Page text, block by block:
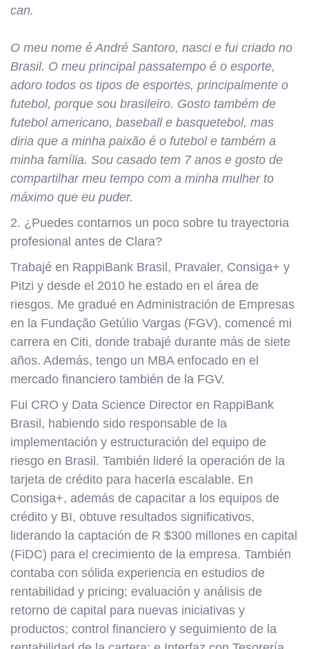
can.
O meu nome é André Santoro, nasci e fui criado no
Brasil. O meu principal passatempo é o esporte,
adoro todos os tipos de esportes, principalmente o
futebol, porque sou brasileiro. Gosto também de
futebol americano, baseball e basquetebol, mas
diria que a minha paixão é o futebol e também a
minha família. Sou casado tem 7 anos e gosto de
compartilhar meu tempo com a minha mulher to
máximo que eu puder.
2. ¿Puedes contarnos un poco sobre tu trayectoria
profesional antes de Clara?
Trabajé en RappiBank Brasil, Pravaler, Consiga+ y
Pitzi y desde el 2010 he estado en el área de
riesgos. Me gradué en Administración de Empresas
en la Fundação Getúlio Vargas (FGV), comencé mi
carrera en Citi, donde trabajé durante más de siete
años. Además, tengo un MBA enfocado en el
mercado financiero también de la FGV.
Fui CRO y Data Science Director en RappiBank
Brasil, habiendo sido responsable de la
implementación y estructuración del equipo de
riesgo en Brasil. También lideré la operación de la
tarjeta de crédito para hacerla escalable. En
Consiga+, además de capacitar a los equipos de
crédito y BI, obtuve resultados significativos,
liderando la captación de R $300 millones en capital
(FiDC) para el crecimiento de la empresa. También
contaba con sólida experiencia en estudios de
rentabilidad y pricing; evaluación y análisis de
retorno de capital para nuevas iniciativas y
productos; control financiero y seguimiento de la